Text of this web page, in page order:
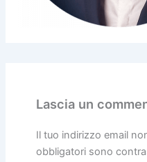
Lascia un
Il tuo indirizzo email
obbligatori sono